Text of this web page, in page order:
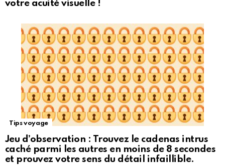
votre acuité visuelle !
Tips voyage
Jeu d’observation : Trouvez le cadenas intrus
caché parmi les autres en moins de 8 secondes
et prouvez votre sens du détail infaillible.